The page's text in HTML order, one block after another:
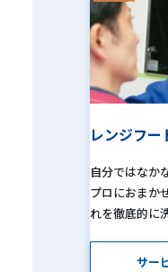
レンジフ
自分ではなか
プロにおまか
れを徹底的に
サー